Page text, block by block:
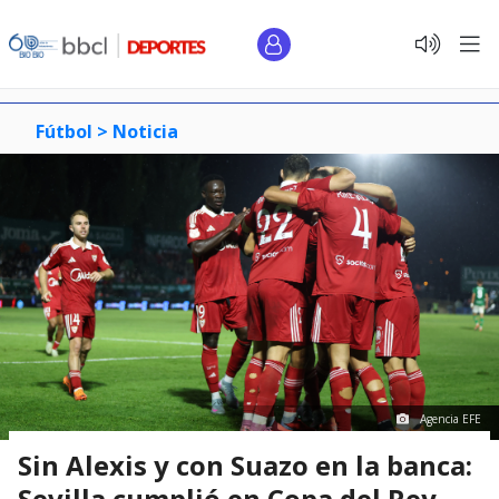
Fútbol > Noticia
Agencia EFE
Sin Alexis y con Suazo en la banca: